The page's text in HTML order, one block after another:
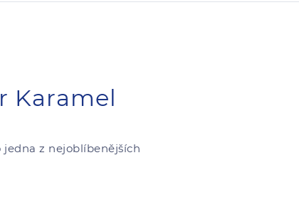
Karamel
z nejoblíbenějších